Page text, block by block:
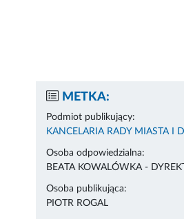
METKA:
Podmiot publikujący:
KANCELARIA RADY MIASTA I
Osoba odpowiedzialna:
BEATA KOWALÓWKA -
Osoba publikująca:
PIOTR ROGAL